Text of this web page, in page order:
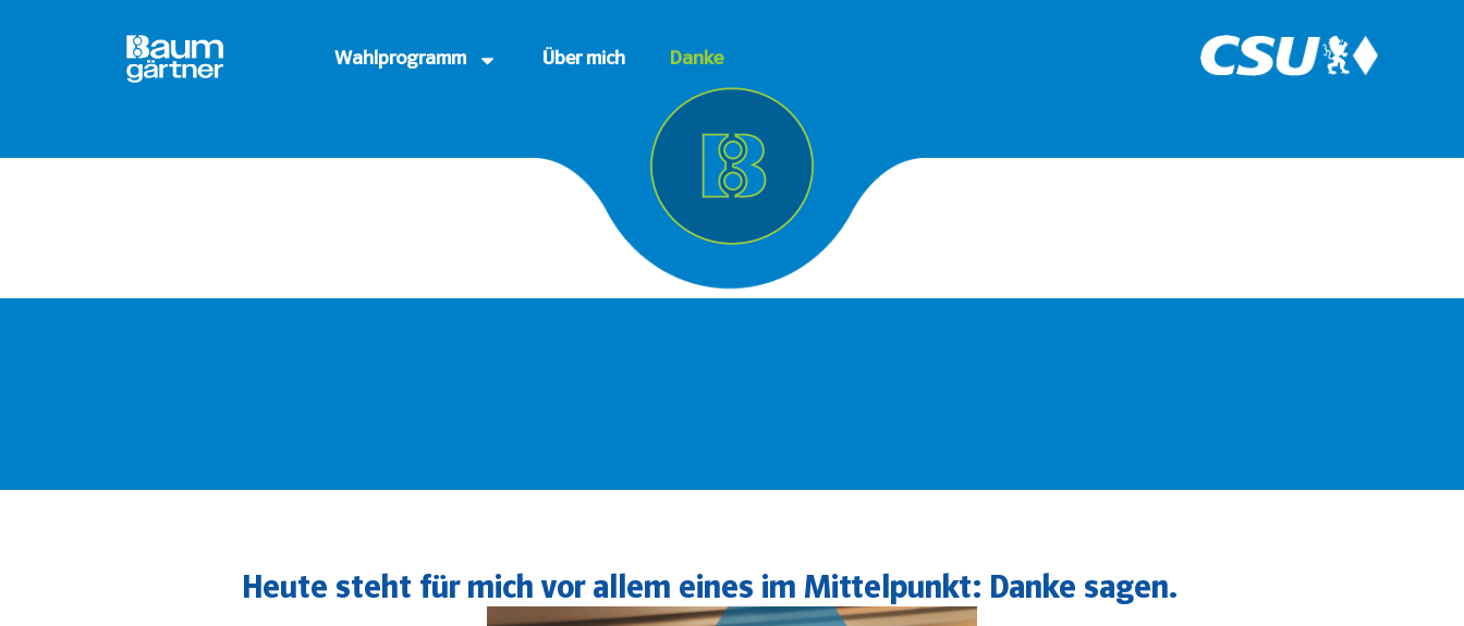
Wahlprogramm Über mich Danke
Heute steht für mich vor allem eines im Mittelpunkt: Danke sagen.